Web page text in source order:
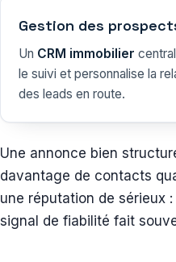
Gestion des
Un CRM immobilier
le suivi et personnalise la
des leads en route.
Une annonce bien
davantage de contacts
une réputation de sérieux
signal de fiabilité fait